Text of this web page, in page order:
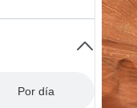
Por día